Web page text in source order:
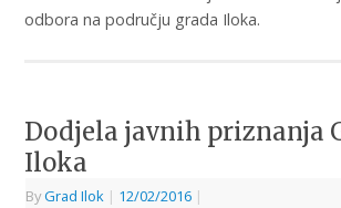
odbora na području grada Iloka.
Dodjela javnih priznanja
Iloka
ByGrad Ilok | 12/02/2016 |